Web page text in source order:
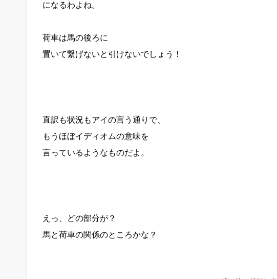
になるわよね。
荷車は馬の後ろに
置いて繋げないと引けないでしょう！
直訳も状況もアイの言う通りで、
もうほぼイディオムの意味を
言っているようなものだよ。
えっ、どの部分が？
馬と荷車の関係のところかな？